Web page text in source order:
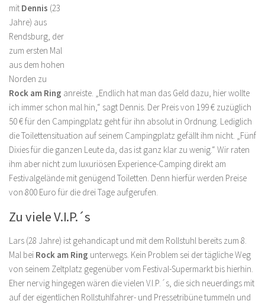
mit Dennis (23
Jahre) aus
Rendsburg, der
zum ersten Mal
aus dem hohen
Norden zu
Rock am Ring anreiste. „Endlich hat man das Geld dazu, hier wollte
ich immer schon mal hin,“ sagt Dennis. Der Preis von 199 € zuzüglich
50 € für den Campingplatz geht für ihn absolut in Ordnung. Lediglich
die Toilettensituation auf seinem Campingplatz gefällt ihm nicht. „Fünf
Dixies für die ganzen Leute da, das ist ganz klar zu wenig.“ Wir raten
ihm aber nicht zum luxuriösen Experience-Camping direkt am
Festivalgelände mit genügend Toiletten. Denn hierfür werden Preise
von 800 Euro für die drei Tage aufgerufen.
Zu viele V.I.P.´s
Lars (28 Jahre) ist gehandicapt und mit dem Rollstuhl bereits zum 8.
Mal bei Rock am Ring unterwegs. Kein Problem sei der tägliche Weg
von seinem Zeltplatz gegenüber vom Festival-Supermarkt bis hierhin.
Eher nervig hingegen wären die vielen V.I.P.´s, die sich neuerdings mit
auf der eigentlichen Rollstuhlfahrer- und Pressetribüne tummeln und